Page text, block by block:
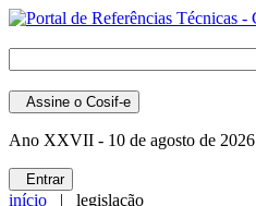
Assine o Cosif-e
Ano XXVII - 10 de agosto de 2026
Entrar
início | legislação